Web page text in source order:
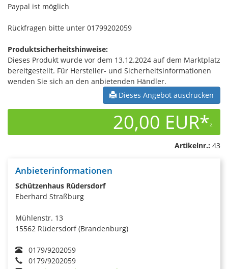
Paypal ist möglich
Rückfragen bitte unter 01799202059
Produktsicherheitshinweise:
Dieses Produkt wurde vor dem 13.12.2024 auf dem Marktplatz
bereitgestellt. Für Hersteller- und Sicherheitsinformationen
wenden Sie sich an den anbietenden Händler.
Dieses Angebot ausdrucken
20,00 EUR*2
Artikelnr.: 43
Anbieterinformationen
Schützenhaus Rüdersdorf
Eberhard Straßburg
Mühlenstr. 13
15562 Rüdersdorf (Brandenburg)
0179/9202059
0179/9202059